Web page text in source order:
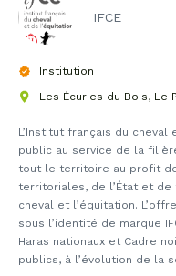
IFCE
Institution
Les Écuries du Bois, Le
L’Institut français du
public au service de la
tout le territoire au profit
territoriales, de l’État et
cheval et l’équitation.
sous l’identité de marque
Haras nationaux et Cadre
publics, à l’évolution de la